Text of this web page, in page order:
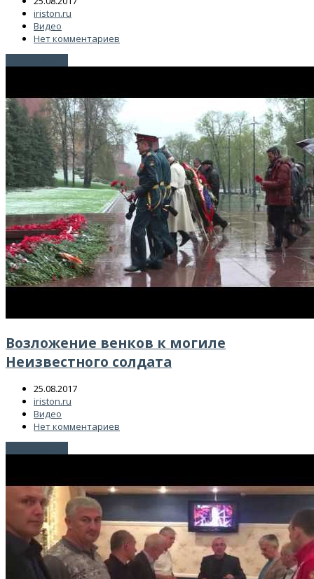
iriston.ru
Видео
Нет комментариев
Возложение венков к могиле
Неизвестного солдата
25.08.2017
iriston.ru
Видео
Нет комментариев